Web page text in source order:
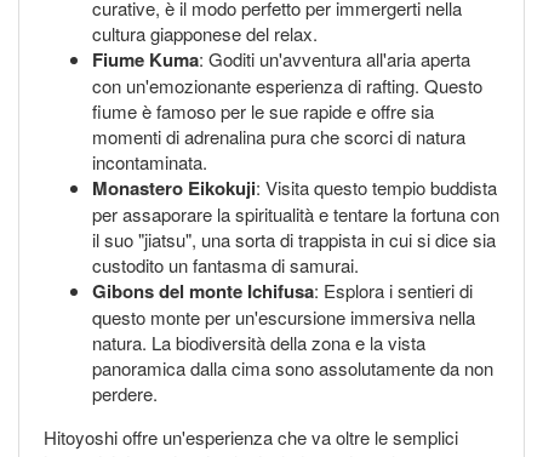
curative, è il modo perfetto per immergerti nella
cultura giapponese del relax.
Fiume Kuma: Goditi un'avventura all'aria aperta
con un'emozionante esperienza di rafting. Questo
fiume è famoso per le sue rapide e offre sia
momenti di adrenalina pura che scorci di natura
incontaminata.
Monastero Eikokuji: Visita questo tempio buddista
per assaporare la spiritualità e tentare la fortuna con
il suo "jiatsu", una sorta di trappista in cui si dice sia
custodito un fantasma di samurai.
Gibons del monte Ichifusa: Esplora i sentieri di
questo monte per un'escursione immersiva nella
natura. La biodiversità della zona e la vista
panoramica dalla cima sono assolutamente da non
perdere.
Hitoyoshi offre un'esperienza che va oltre le semplici